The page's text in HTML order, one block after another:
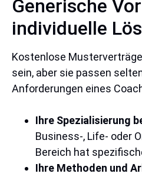
Generische
individuelle
Kostenlose
sein, aber sie passen
Anforderungen eines
Ihre Spezialisierung
Business-, Life- oder
Bereich hat
Ihre Methoden und